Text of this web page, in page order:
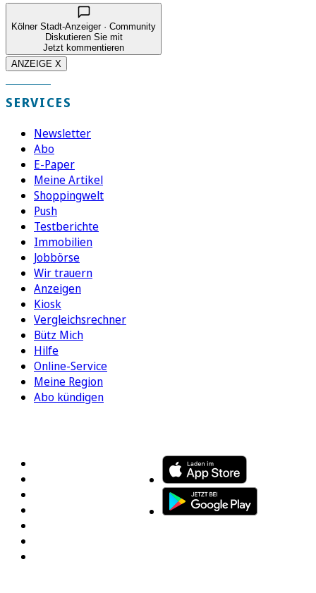
Kölner Stadt-Anzeiger · Community
Diskutieren Sie mit
Jetzt kommentieren
ANZEIGE X
SERVICES
Newsletter
Abo
E-Paper
Meine Artikel
Shoppingwelt
Push
Testberichte
Immobilien
Jobbörse
Wir trauern
Anzeigen
Kiosk
Vergleichsrechner
Bütz Mich
Hilfe
Online-Service
Meine Region
Abo kündigen